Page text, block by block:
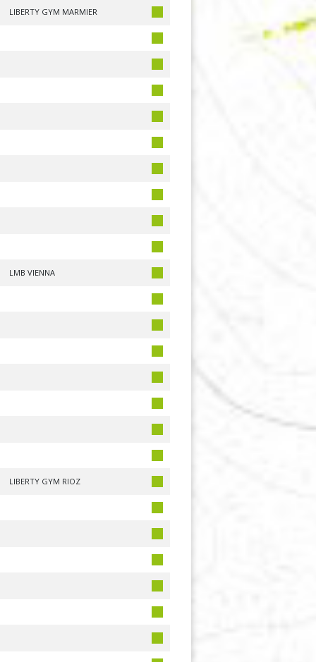
LIBERTY GYM MARMIER
LMB VIENNA
LIBERTY GYM RIOZ